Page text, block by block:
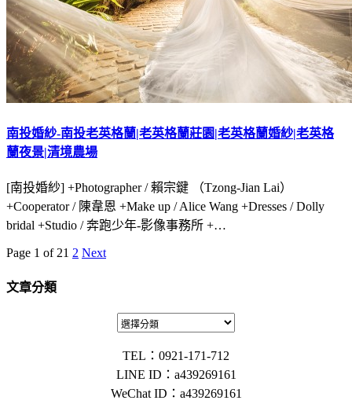
南投婚紗-南投老英格蘭|老英格蘭莊園|老英格蘭婚紗|老英格
蘭夜景|清境農場
[南投婚紗] +Photographer / 賴宗鍵 （Tzong-Jian Lai）
+Cooperator / 陳韋恩 +Make up / Alice Wang +Dresses / Dolly
bridal +Studio / 奔跑少年-影像事務所 +…
Page 1 of 21 2 Next
文章分類
TEL：0921-171-712
LINE ID：a439269161
WeChat ID：a439269161